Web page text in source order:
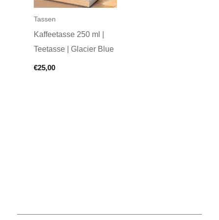
Tassen
Kaffeetasse 250 ml |
Teetasse | Glacier Blue
€25,00